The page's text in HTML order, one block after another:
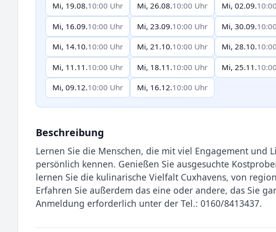
Mi, 19.08.10:00 Uhr Mi, 26.08.10:00 Uhr Mi, 02.09.
Mi, 16.09.10:00 Uhr Mi, 23.09.10:00 Uhr Mi, 30.09.
Mi, 14.10.10:00 Uhr Mi, 21.10.10:00 Uhr Mi, 28.10.
Mi, 11.11.10:00 Uhr Mi, 18.11.10:00 Uhr Mi, 25.11.
Mi, 09.12.10:00 Uhr Mi, 16.12.10:00 Uhr
Beschreibung
Lernen Sie die Menschen, die mit viel Engagement und
persönlich kennen. Genießen Sie ausgesuchte
lernen Sie die kulinarische Vielfalt Cuxhavens, von
Erfahren Sie außerdem das eine oder andere, das Sie
Anmeldung erforderlich unter der Tel.: 0160/8413437.